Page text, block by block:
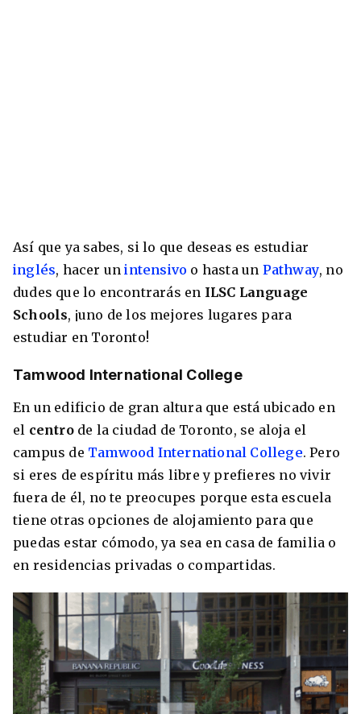
Así que ya sabes, si lo que deseas es estudiar
inglés, hacer unintensivo o hasta un Pathway, no
dudes que lo encontrarás en ILSC Language
Schools, ¡uno de los mejores lugares para
estudiar en Toronto!
Tamwood International College
En un edificio de gran altura que está ubicado en
el centro de la ciudad de Toronto, se aloja el
campus de Tamwood International College. Pero
si eres de espíritu más libre y prefieres no vivir
fuera de él, no te preocupes porque esta escuela
tiene otras opciones de alojamiento para que
puedas estar cómodo, ya sea en casa de familia o
en residencias privadas o compartidas.